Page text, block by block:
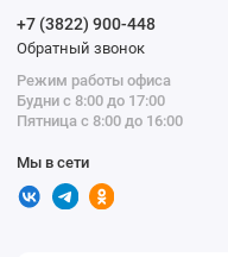
+7 (3822) 900-448
Обратный звонок
Режим работы офиса
Будни с 8:00 до 17:00
Пятница с 8:00 до 16:00
Мы в сети